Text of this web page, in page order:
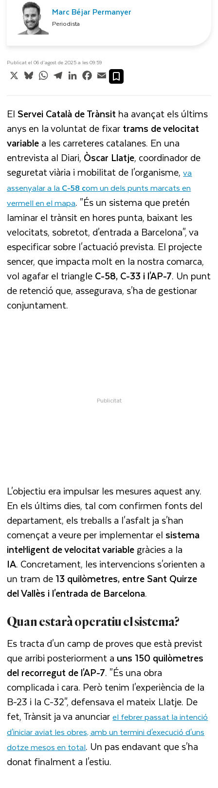
Marc Béjar Permanyer
Periodista
Publicat el 06 d’agost de 2025 a les 09:59
X BlueskyWhatsApp
TelegramLinkedInFacebook
Email
El Servei Català de Trànsitha avançat els últims
anys en la voluntat de fixartrams de velocitat
variablea les carreteres catalanes. En una
entrevista al Diari, Òscar Llatje, coordinador de
seguretat viària i mobilitat de l'organisme,va
assenyalar a la C-58 com un dels punts marcats en
vermell en el mapa. "És un sistema que pretén
laminar el trànsit en hores punta, baixant les
velocitats, sobretot, d'entrada a Barcelona", va
especificar sobre l'actuació prevista. El projecte
sencer, que impacta molt en la nostra comarca,
vol agafar el triangleC-58, C-33 i l'AP-7. Un punt
de retenció que, assegurava, s'ha de gestionar
conjuntament.
L'objectiu era impulsar les mesures aquest any.
En els últims dies, tal com confirmen fonts del
departament, els treballs a l'asfalt ja s'han
començat a veure per implementar el sistema
intel·ligent de velocitat variablegràcies a la
IA. Concretament, les intervencions s'orienten a
un tram de13 quilòmetres, entre Sant Quirze
del Vallès i l'entrada de Barcelona.
Quan estarà operatiu el sistema?
Es tracta d'un camp de proves que està previst
que arribi posteriorment a uns 150 quilòmetres
del recorregut de l'AP-7. "És una obra
complicada i cara. Però tenim l'experiència de la
B-23 i la C-32", defensava el mateix Llatje. De
fet, Trànsit ja va anunciarel febrer passat la intenció
d'iniciar aviat les obres, amb un termini d'execució d'uns
dotze mesos en total. Un pas endavant que s'ha
donat finalment a l'estiu.